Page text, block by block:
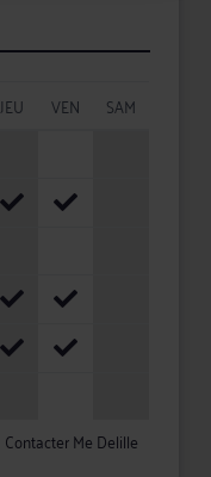
JEU VEN
SAM
Contacter Me Delille